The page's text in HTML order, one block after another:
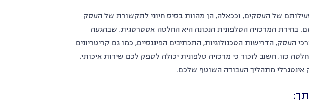
של העסקים, וככאלה, הן מהוות בסיס חיוני לתקשורת של העסק
בחירת המרכזיה הטלפונית הנכונה היא החלטה אסטרטגית, שבהגעה
העסק, הדרישות הטכנולוגיות, התכתיבים הפיננסיים, כמו גם קריטריונים
כזו, חשוב לזכור כי מרכזיה טלפונית יכולה לספק לכם שירות איכותי,
מתהליך העבודה השוטף שלכם.